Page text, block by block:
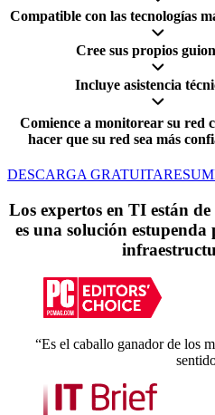
Compatible con las tecnologías
Cree sus propios
Incluye asistencia
Comience a monitorear su red
hacer que su red sea más
DESCARGA GRATUITA
Los expertos en TI están
es una solución
“Es el caballo ganador de los